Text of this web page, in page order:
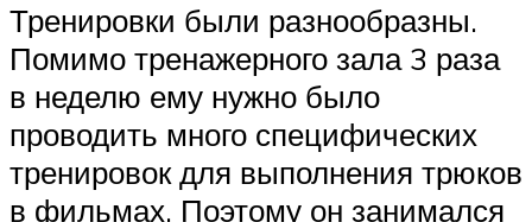
Тренировки были разнообразны.
Помимо тренажерного зала 3 раза
в неделю ему нужно было
проводить много специфических
тренировок для выполнения трюков
в фильмах. Поэтому он занимался